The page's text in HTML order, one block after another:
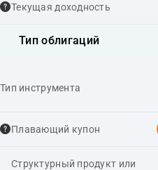
Текущая доходность
Тип облигаций
Тип инструмента
Плавающий купон
Структурный продукт или